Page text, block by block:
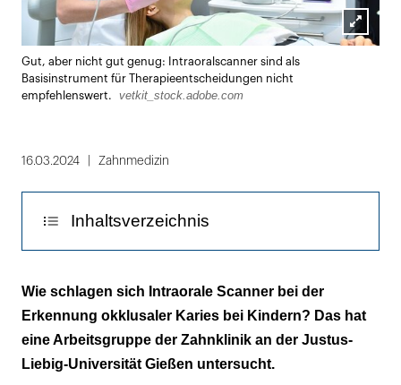
Lightbox
Gut, aber nicht gut genug: Intraoralscanner sind als
Basisinstrument für Therapieentscheidungen nicht
empfehlenswert.
vetkit_stock.adobe.com
16.03.2024 Zahnmedizin
Inhaltsverzeichnis
Material und Methode
Ergebnisse und Fazit
Wie schlagen sich Intraorale Scanner bei der
Erkennung okklusaler Karies bei Kindern? Das hat
eine Arbeitsgruppe der Zahnklinik an der Justus-
Liebig-Universität Gießen untersucht.